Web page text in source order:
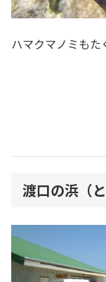
ハマクマノミもた
渡口の浜（